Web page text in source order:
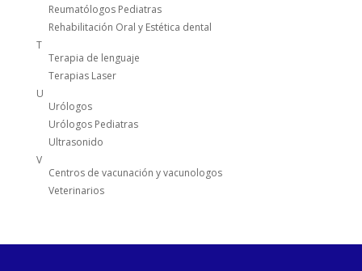
Reumatólogos Pediatras
Rehabilitación Oral y Estética dental
T
Terapia de lenguaje
Terapias Laser
U
Urólogos
Urólogos Pediatras
Ultrasonido
V
Centros de vacunación y vacunologos
Veterinarios